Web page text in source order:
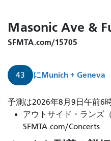
Masonic Ave &
SFMTA.com/15705
43 にMunich + Geneva
予測は2026年8月9日午前6
アウトサイド・ランズ
SFMTA.com/Concerts